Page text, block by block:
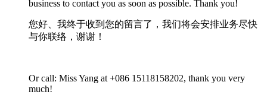
business to contact you as soon as possible. Thank you!
您好、我终于收到您的留言了，我们将会安排业务尽快
与你联络，谢谢！
Or call: Miss Yang at +086 15118158202, thank you very
much!